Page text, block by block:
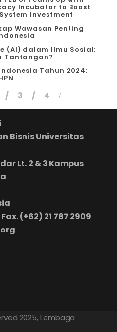
Incubator to Boost
Investment
Wawasan Penting
(AI) dalam Ilmu Sosial:
Tantangan?
Tahun 2024:
3 4
Bisnis Universitas
Lt. 2 & 3 Kampus
Fax. (+62) 21 787 2909
2025, Lembaga